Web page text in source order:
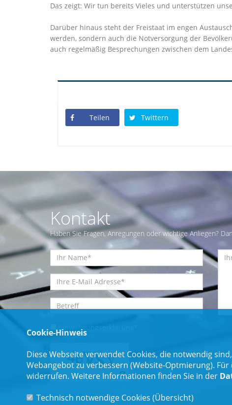
Das zeigt: Wir tun bereits Vieles und unterstützen
Darüber hinaus steht der Freistaat im engen
werden, sondern auch die Notversorgung der
auch regelmäßig Besprechungen zwischen dem
Teilen Twittern
Kontakt
Haben Sie Fragen, Anregungen oder wichtige Anliegen?
Einwilligungserklärung
Cookie-Hinweis
Diese Webseite verwendet Cookies, die notwendig
Webangebot zu verbessern (Website-Optmierung).
widerrufen. Weitere Informationen finden Sie in der
Technisch notwendige Cookies (Übersicht)